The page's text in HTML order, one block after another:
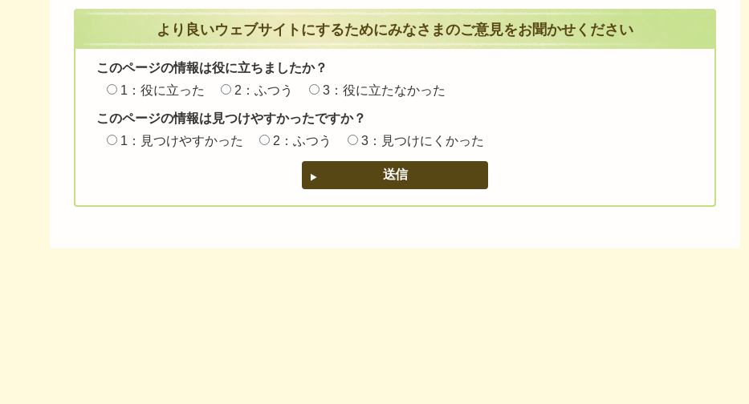
より良いウェブサイトにするためにみなさまのご意見をお聞かせください
このページの情報は役に立ちましたか？
1：役に立った
2：ふつう 3：役に立たなかった
このページの情報は見つけやすかったですか？
1：見つけやすかった
2：ふつう 3：見つけにくかった